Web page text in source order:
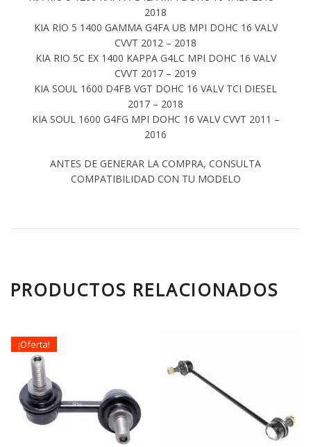
2018
KIA RIO 5 1400 GAMMA G4FA UB MPI DOHC 16 VALV
CVVT 2012 – 2018
KIA RIO 5C EX 1400 KAPPA G4LC MPI DOHC 16 VALV
CVVT 2017 – 2019
KIA SOUL 1600 D4FB VGT DOHC 16 VALV TCI DIESEL
2017 – 2018
KIA SOUL 1600 G4FG MPI DOHC 16 VALV CVVT 2011 –
2016
ANTES DE GENERAR LA COMPRA, CONSULTA
COMPATIBILIDAD CON TU MODELO
PRODUCTOS RELACIONADOS
¡Oferta!